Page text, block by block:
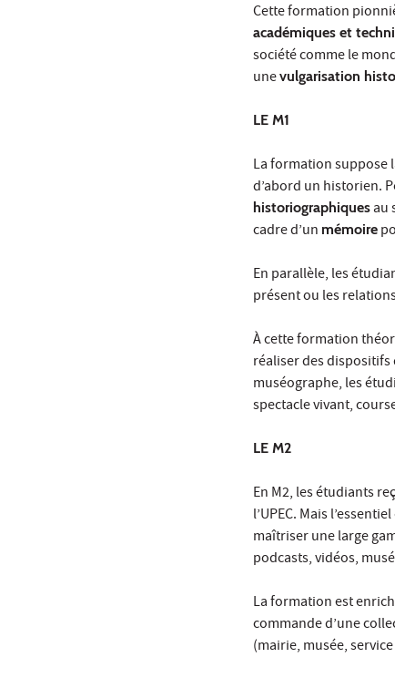
Cette formation
académiques et
société comme le
unevulgarisation
LE M1
La formation suppose
d’abord un historien.
historiographiquesau
cadre d’un mémoire
En parallèle, les
présent ou les
À cette formation
réaliser des
muséographe, les
spectacle vivant,
LE M2
En M2, les étudiants
l’UPEC. Mais
maîtriser une large
podcasts, vidéos,
La formation est
commande d’une
(mairie, musée,